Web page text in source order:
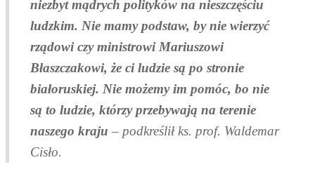
niezbyt mądrych polityków na nieszczęściu
ludzkim. Nie mamy podstaw, by nie wierzyć
rządowi czy ministrowi Mariuszowi
Błaszczakowi, że ci ludzie są po stronie
białoruskiej. Nie możemy im pomóc, bo nie
są to ludzie, którzy przebywają na terenie
naszego kraju – podkreślił ks. prof. Waldemar
Cisło.